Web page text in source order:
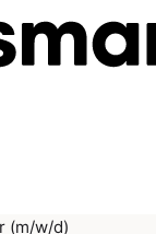
(m/w/d)